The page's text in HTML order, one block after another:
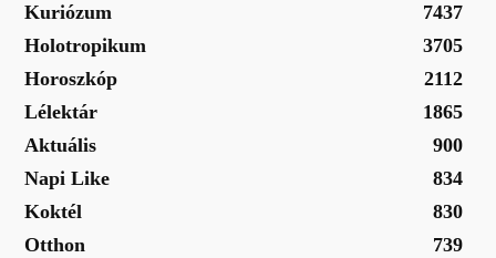
Kuriózum
7437
Holotropikum
3705
Horoszkóp
2112
Lélektár
1865
Aktuális
900
Napi Like
834
Koktél
830
Otthon
739